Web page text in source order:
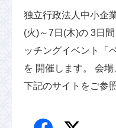
独立行政法人中小企
(火)～7日(木)の 3日
ッチングイベント「
を 開催します。 会
下記のサイトをご参